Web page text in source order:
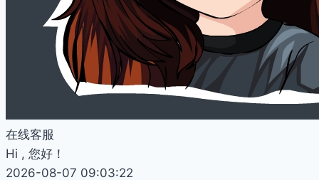
在线客服
Hi , 您好！
2026-08-07 09:03:22